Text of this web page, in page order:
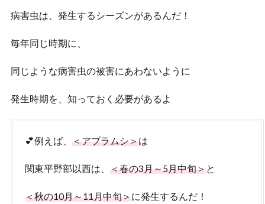
病害虫は、発生するシーズンがあるんだ！
毎年同じ時期に、
同じような病害虫の被害にあわないように
発生時期を、知っておく必要があるよ
💕例えば、 ＜アブラムシ＞は
関東平野部以西は、 ＜春の3月～5月中旬＞と
＜秋の10月～11月中旬＞に発生するんだ！